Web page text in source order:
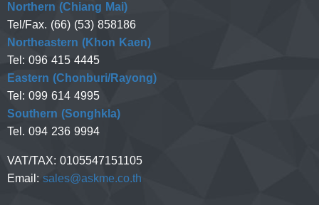
Northern (Chiang Mai)
Tel/Fax. (66) (53) 858186
Northeastern (Khon Kaen)
Tel: 096 415 4445
Eastern (Chonburi/Rayong)
Tel: 099 614 4995
Southern (Songhkla)
Tel. 094 236 9994
VAT/TAX: 0105547151105
Email: sales@askme.co.th